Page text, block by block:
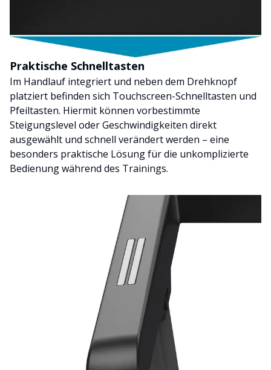
Praktische Schnelltasten
Im Handlauf integriert und neben dem Drehknopf
platziert befinden sich Touchscreen-Schnelltasten und
Pfeiltasten. Hiermit können vorbestimmte
Steigungslevel oder Geschwindigkeiten direkt
ausgewählt und schnell verändert werden – eine
besonders praktische Lösung für die unkomplizierte
Bedienung während des Trainings.